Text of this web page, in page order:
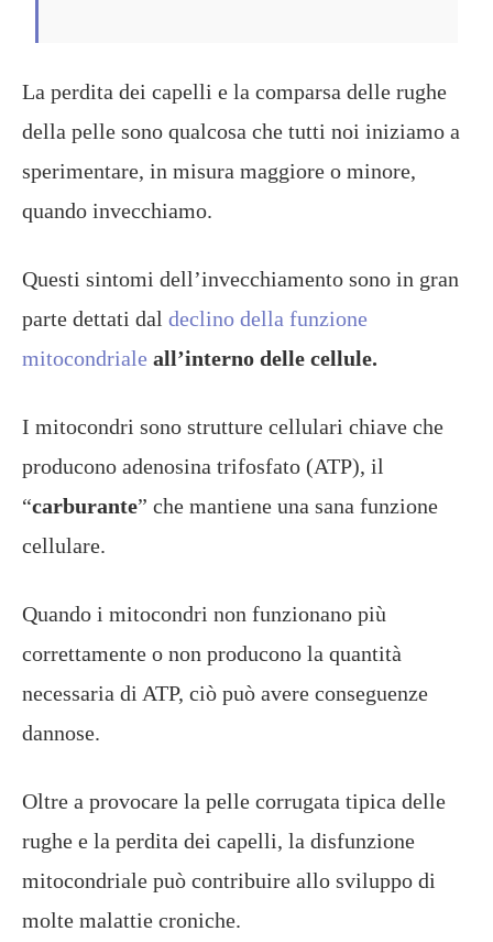
La perdita dei capelli e la comparsa delle rughe
della pelle sono qualcosa che tutti noi iniziamo a
sperimentare, in misura maggiore o minore,
quando invecchiamo.
Questi sintomi dell’invecchiamento sono in gran
parte dettati dal declino della funzione
mitocondriale all’interno delle cellule.
I mitocondri sono strutture cellulari chiave che
producono adenosina trifosfato (ATP), il
“carburante” che mantiene una sana funzione
cellulare.
Quando i mitocondri non funzionano più
correttamente o non producono la quantità
necessaria di ATP, ciò può avere conseguenze
dannose.
Oltre a provocare la pelle corrugata tipica delle
rughe e la perdita dei capelli, la disfunzione
mitocondriale può contribuire allo sviluppo di
molte malattie croniche.